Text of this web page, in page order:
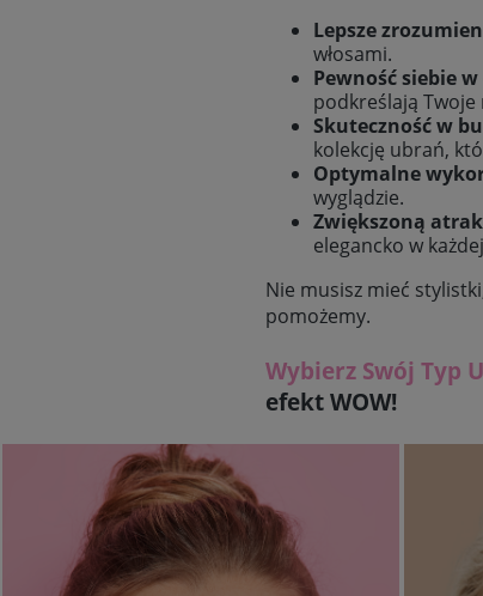
Lepsze
włosami.
Pewność siebie
podkreślają
Skuteczność w
kolekcję ubrań,
Optymalne
wyglądzie.
Zwiększoną
elegancko w
Nie musisz mieć
pomożemy.
Wybierz Swój Typ
efekt WOW!